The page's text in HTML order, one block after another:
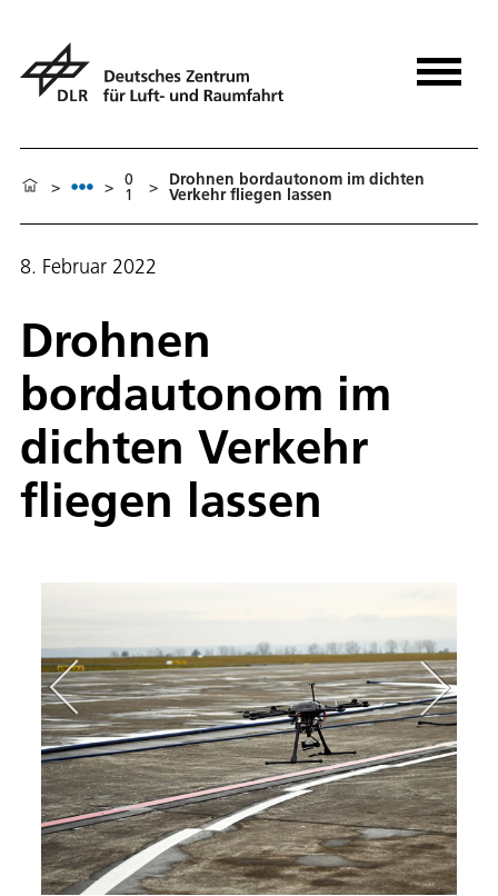
> > 0
1 > Drohnen bordautonom im dichten
Verkehr fliegen lassen
8. Februar 2022
Drohnen
bordautonom im
dichten Verkehr
fliegen lassen